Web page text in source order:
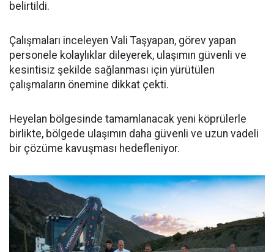
belirtildi.
Çalışmaları inceleyen Vali Taşyapan, görev yapan
personele kolaylıklar dileyerek, ulaşımın güvenli ve
kesintisiz şekilde sağlanması için yürütülen
çalışmaların önemine dikkat çekti.
Heyelan bölgesinde tamamlanacak yeni köprülerle
birlikte, bölgede ulaşımın daha güvenli ve uzun vadeli
bir çözüme kavuşması hedefleniyor.